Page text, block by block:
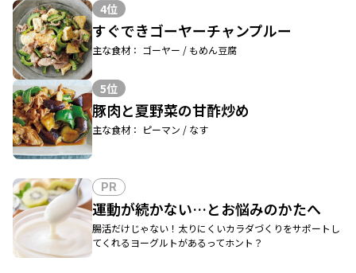
4位
すぐできゴーヤーチャンプルー
主な食材： ゴーヤー / もめん豆腐
5位
豚肉と夏野菜の甘酢炒め
主な食材： ピーマン / なす
PR
運動が続かない…とお悩みのかたへ
腸活だけじゃない！太りにくいカラダづくりをサポートし
てくれるヨーグルトがあるってホント？